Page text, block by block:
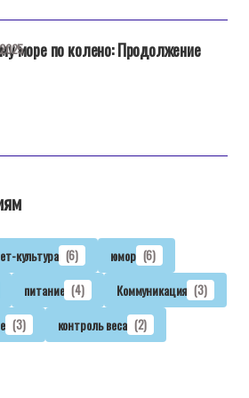
море по колено: Продолжение
культура (6) юмор (6)
питание (4) Коммуникация (3)
(3) контроль веса (2)